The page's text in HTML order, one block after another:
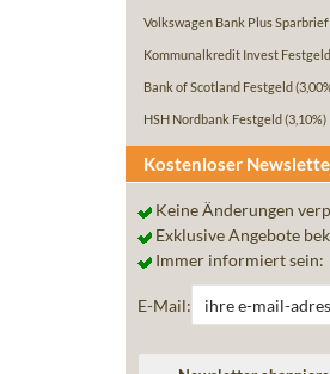
Volkswagen Bank Plus Sparbrief
Kommunalkredit Invest Festgeld
Bank of Scotland Festgeld
HSH Nordbank Festgeld (3,10%)
Kostenloser
Keine Änderungen
Exklusive Angebote
Immer informiert sein:
E-Mail: